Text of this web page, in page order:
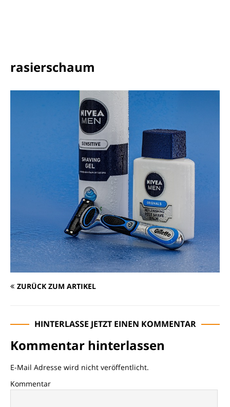
rasierschaum
ZURÜCK ZUM ARTIKEL
HINTERLASSE JETZT EINEN KOMMENTAR
Kommentar hinterlassen
E-Mail Adresse wird nicht veröffentlicht.
Kommentar